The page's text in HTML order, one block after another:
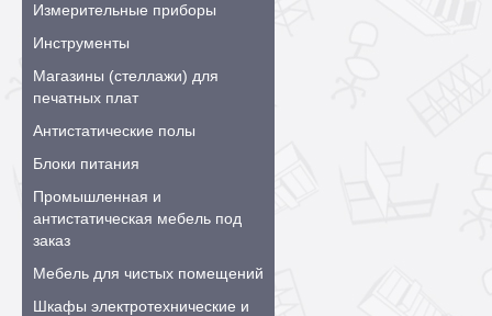
Измерительные приборы
Инструменты
Магазины (стеллажи) для
печатных плат
Антистатические полы
Блоки питания
Промышленная и
антистатическая мебель под
заказ
Мебель для чистых помещений
Шкафы электротехнические и